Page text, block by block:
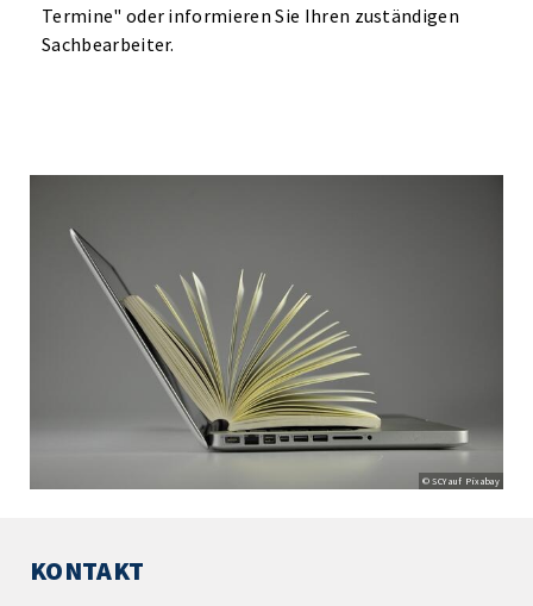
Termine" oder informieren Sie Ihren zuständigen
Sachbearbeiter.
© SCY auf Pixabay
KONTAKT